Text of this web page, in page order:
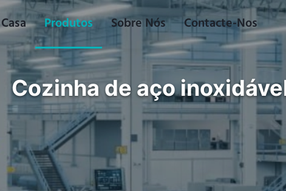
Casa Produtos Sobre Nós Contacte-Nos
Cozinha de aço